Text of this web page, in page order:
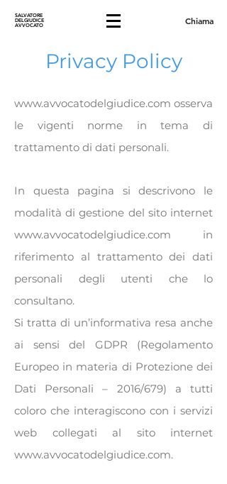
SALVATORE
DELGIUDICE
AVVOCATO Chiama
Privacy Policy
www.avvocatodelgiudice.com osserva
le vigenti norme in tema di
trattamento di dati personali.
In questa pagina si descrivono le
modalità di gestione del sito internet
www.avvocatodelgiudice.com in
riferimento al trattamento dei dati
personali degli utenti che lo
consultano.
Si tratta di un’informativa resa anche
ai sensi del GDPR (Regolamento
Europeo in materia di Protezione dei
Dati Personali – 2016/679) a tutti
coloro che interagiscono con i servizi
web collegati al sito internet
www.avvocatodelgiudice.com.